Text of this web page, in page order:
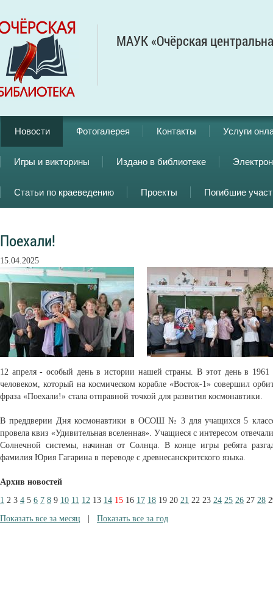
МАУК «Очёрская
Новости Фотогалерея Контакты Услуги
Игры и викторины Издано в библиотеке
Статьи по краеведению Проекты Погибшие
Поехали!
15.04.2025
12 апреля - особый день в истории нашей страны. В этот день в
человеком, который на космическом корабле «Восток-1» совершил
фраза «Поехали!» стала отправной точкой для развития космонавтики.
В преддверии Дня космонавтики в ОСОШ № 3 для учащихся 5
провела квиз «Удивительная вселенная». Учащиеся с интересом
Солнечной системы, начиная от Солнца. В конце игры ребята
фамилия Юрия Гагарина в переводе с древнесанскритского языка.
Архив новостей
1 2 3 4 5 6 7 8 9 10 11 12 13 14 15 16 17 18 19 20 21 22 23 24 25 26 27 28
Показать все за месяц
Показать все за год